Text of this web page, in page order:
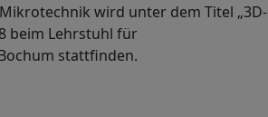
wird unter dem Titel „3D-
beim Lehrstuhl für
stattfinden.